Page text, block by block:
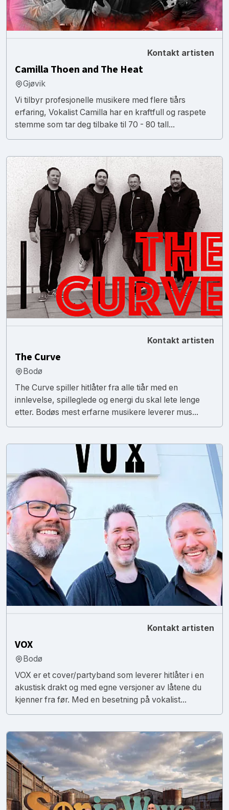
Kontakt artisten
Camilla Thoen and The Heat
Gjøvik
Vi tilbyr profesjonelle musikere med flere tiårs
erfaring, Vokalist Camilla har en kraftfull og raspete
stemme som tar deg tilbake til 70 - 80 tall...
Kontakt artisten
The Curve
Bodø
The Curve spiller hitlåter fra alle tiår med en
innlevelse, spilleglede og energi du skal lete lenge
etter. Bodøs mest erfarne musikere leverer mus...
Kontakt artisten
VOX
Bodø
VOX er et cover/partyband som leverer hitlåter i en
akustisk drakt og med egne versjoner av låtene du
kjenner fra før. Med en besetning på vokalist...